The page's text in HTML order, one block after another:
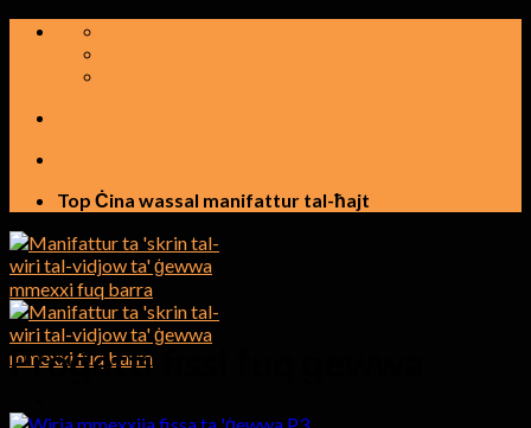
Aqbeż
Top Ċina wassal manifattur tal-ħajt
Proġetti fissi fuq ġewwa